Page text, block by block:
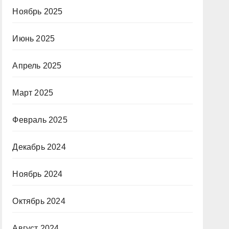
Ноябрь 2025
Июнь 2025
Апрель 2025
Март 2025
Февраль 2025
Декабрь 2024
Ноябрь 2024
Октябрь 2024